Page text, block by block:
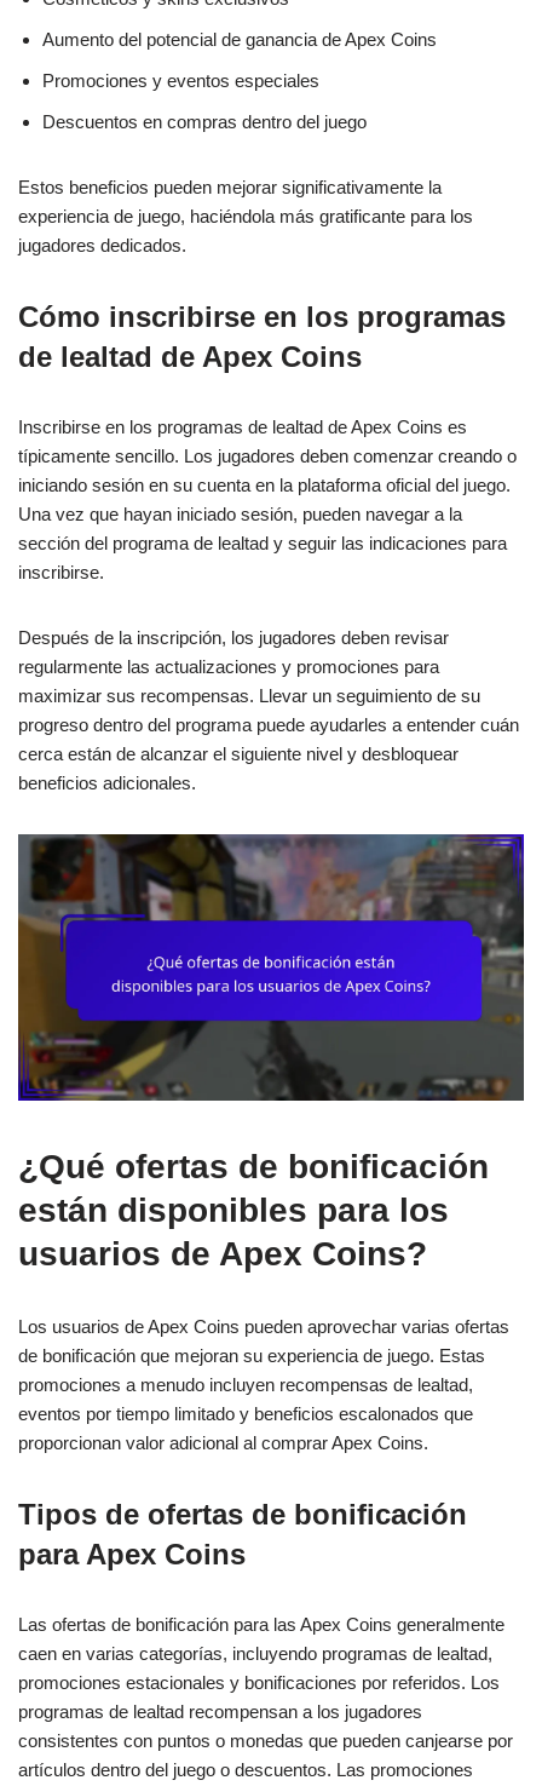
Aumento del potencial de ganancia de Apex Coins
Promociones y eventos especiales
Descuentos en compras dentro del juego
Estos beneficios pueden mejorar significativamente la
experiencia de juego, haciéndola más gratificante para los
jugadores dedicados.
Cómo inscribirse en los programas
de lealtad de Apex Coins
Inscribirse en los programas de lealtad de Apex Coins es
típicamente sencillo. Los jugadores deben comenzar creando o
iniciando sesión en su cuenta en la plataforma oficial del juego.
Una vez que hayan iniciado sesión, pueden navegar a la
sección del programa de lealtad y seguir las indicaciones para
inscribirse.
Después de la inscripción, los jugadores deben revisar
regularmente las actualizaciones y promociones para
maximizar sus recompensas. Llevar un seguimiento de su
progreso dentro del programa puede ayudarles a entender cuán
cerca están de alcanzar el siguiente nivel y desbloquear
beneficios adicionales.
¿Qué ofertas de bonificación
están disponibles para los
usuarios de Apex Coins?
Los usuarios de Apex Coins pueden aprovechar varias ofertas
de bonificación que mejoran su experiencia de juego. Estas
promociones a menudo incluyen recompensas de lealtad,
eventos por tiempo limitado y beneficios escalonados que
proporcionan valor adicional al comprar Apex Coins.
Tipos de ofertas de bonificación
para Apex Coins
Las ofertas de bonificación para las Apex Coins generalmente
caen en varias categorías, incluyendo programas de lealtad,
promociones estacionales y bonificaciones por referidos. Los
programas de lealtad recompensan a los jugadores
consistentes con puntos o monedas que pueden canjearse por
artículos dentro del juego o descuentos. Las promociones